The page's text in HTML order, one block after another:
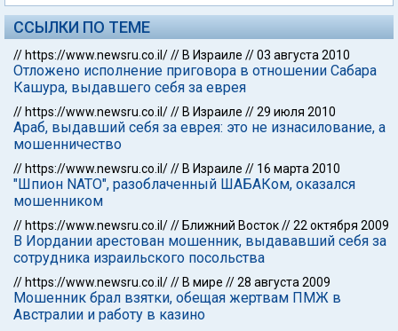
ССЫЛКИ ПО ТЕМЕ
// https://www.newsru.co.il/// В Израиле //03 августа 2010
Отложено исполнение приговора в отношении Сабара
Кашура, выдавшего себя за еврея
// https://www.newsru.co.il/// В Израиле //29 июля 2010
Араб, выдавший себя за еврея: это не изнасилование, а
мошенничество
// https://www.newsru.co.il/// В Израиле // 16 марта 2010
"Шпион NATO", разоблаченный ШАБАКом, оказался
мошенником
// https://www.newsru.co.il/// Ближний Восток//22 октября 2009
В Иордании арестован мошенник, выдававший себя за
сотрудника израильского посольства
// https://www.newsru.co.il/// В мире //28 августа 2009
Мошенник брал взятки, обещая жертвам ПМЖ в
Австралии и работу в казино